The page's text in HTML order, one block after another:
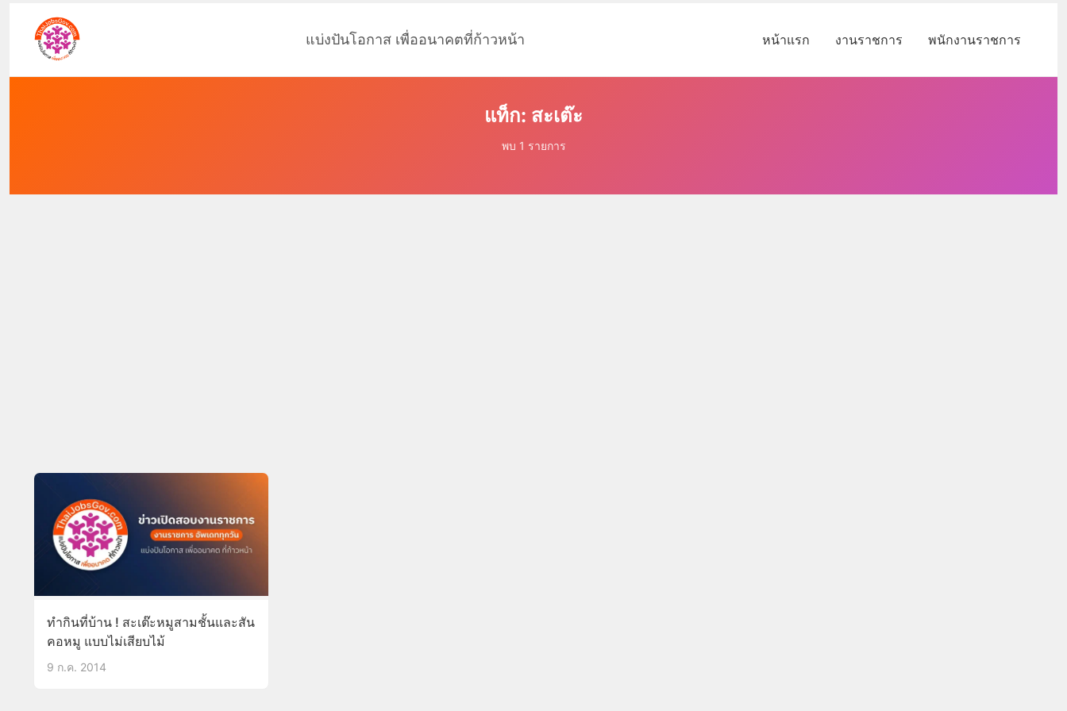
แบ่งปันโอกาส เพื่ออนาคตที่ก้าวหน้า หน้าแรก งานราชการ พนักงานราชการ
แท็ก: สะเต๊ะ
พบ 1 รายการ
ทำกินที่บ้าน ! สะเต๊ะหมูสามชั้นและสัน
คอหมู แบบไม่เสียบไม้
9 ก.ค. 2014